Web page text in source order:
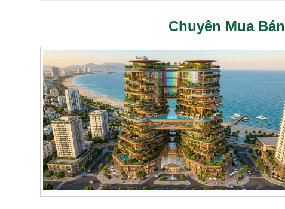
Chuyên Mua